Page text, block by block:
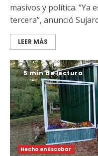
masivos y política. “Ya
tercera”, anunció
LEER MÁS
5 min de lectura
Hecho en Escobar